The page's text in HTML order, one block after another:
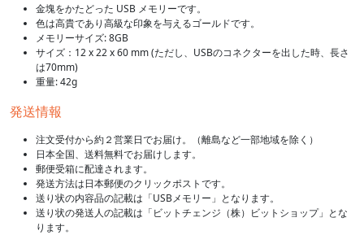
金塊をかたどった USB メモリーです。
色は高貴であり高級な印象を与えるゴールドです。
メモリーサイズ: 8GB
サイズ：12 x 22 x 60 mm (ただし、USBのコネクターを出した時、長さ
は70mm)
重量: 42g
発送情報
注文受付から約２営業日でお届け。（離島など一部地域を除く）
日本全国、送料無料でお届けします。
郵便受箱に配達されます。
発送方法は日本郵便のクリックポストです。
送り状の内容品の記載は「USBメモリー」となります。
送り状の発送人の記載は「ビットチェンジ（株）ビットショップ」とな
ります。